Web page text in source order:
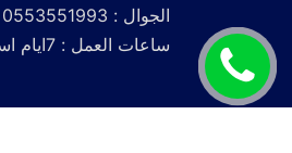
الجوال : 0553551993
ساعات العمل : 7ايام اسبوعيا / 24 ساعة يوميا
اتصل